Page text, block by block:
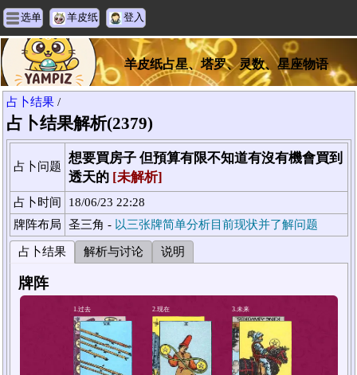
选单 羊皮纸 登入
羊皮纸占星、塔罗、灵数、星座物语
占卜结果 /
占卜结果解析(2379)
占卜问题
想要買房子 但預算有限不知道有沒有機會買到
透天的 [未解析]
占卜时间
18/06/23 22:28
牌阵布局
圣三角 - 以三张牌简单分析目前现状并了解问题
占卜结果 解析与讨论 说明
牌阵